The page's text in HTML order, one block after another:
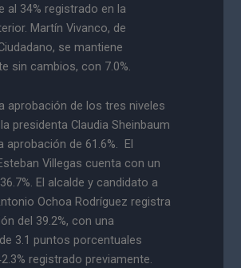
al 34% registrado en la
Martín Vivanco, de
se mantiene
sin cambios, con 7.0%.
aprobación de los tres niveles
presidenta Claudia Sheinbaum
aprobación de 61.6%. El
Villegas cuenta con un
El alcalde y candidato a
Ochoa Rodríguez registra
del 39.2%, con una
3.1 puntos porcentuales
registrado previamente.